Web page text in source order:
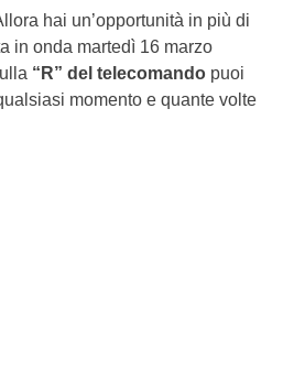
hai un’opportunità in più di
in onda martedì 16 marzo
“R” del telecomando puoi
momento e quante volte